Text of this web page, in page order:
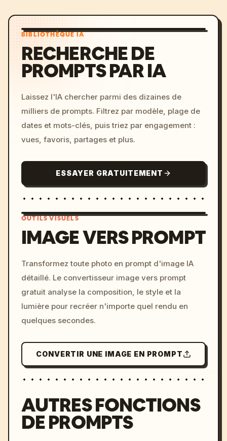
BIBLIOTHÈQUE IA
RECHERCHE DE
PROMPTS PAR IA
Laissez l'IA chercher parmi des dizaines de
milliers de prompts. Filtrez par modèle, plage de
dates et mots-clés, puis triez par engagement :
vues, favoris, partages et plus.
ESSAYER GRATUITEMENT
c, cyberpunk sunset, neon
colors, 8k --v 6.0
OUTILS VISUELS
IMAGE VERS PROMPT
Transformez toute photo en prompt d'image IA
détaillé. Le convertisseur image vers prompt
gratuit analyse la composition, le style et la
lumière pour recréer n'importe quel rendu en
quelques secondes.
CONVERTIR UNE IMAGE EN PROMPT
AUTRES FONCTIONS
DE PROMPTS